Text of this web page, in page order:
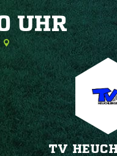

TV